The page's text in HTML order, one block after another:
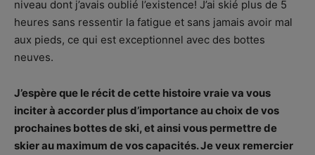
niveau dont j’avais oublié l’existence! J’ai skié plus de 5
heures sans ressentir la fatigue et sans jamais avoir mal
aux pieds, ce qui est exceptionnel avec des bottes
neuves.
J’espère que le récit de cette histoire vraie va vous
inciter à accorder plus d’importance au choix de vos
prochaines bottes de ski, et ainsi vous permettre de
skier au maximum de vos capacités. Je veux remercier